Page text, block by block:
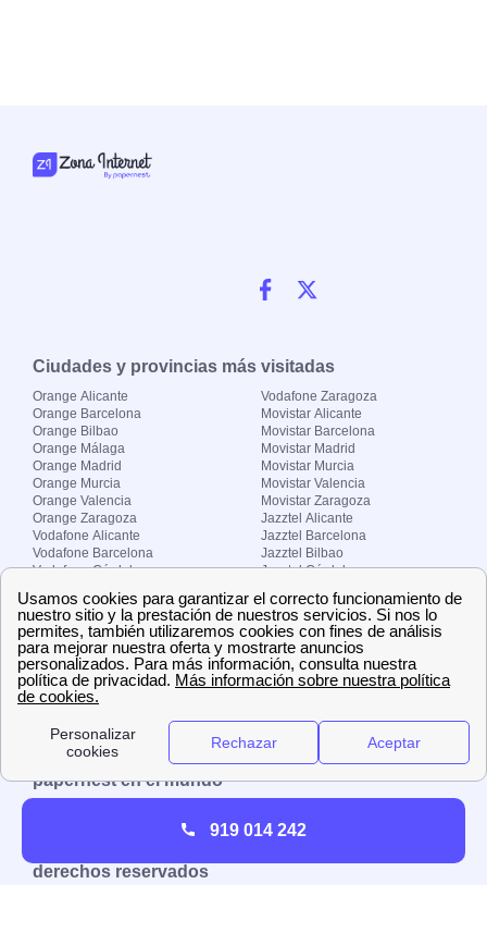
Ciudades y provincias más visitadas
Orange Alicante
Orange Barcelona
Orange Bilbao
Orange Málaga
Orange Madrid
Orange Murcia
Orange Valencia
Orange Zaragoza
Vodafone Alicante
Vodafone Barcelona
Vodafone Córdoba
Vodafone Madrid
Vodafone Murcia
Vodafone Valencia
Vodafone Zaragoza
Movistar Alicante
Movistar Barcelona
Movistar Madrid
Movistar Murcia
Movistar Valencia
Movistar Zaragoza
Jazztel Alicante
Jazztel Barcelona
Jazztel Bilbao
Jazztel Córdoba
Jazztel Málaga
Jazztel Valencia
Jazztel Zaragoza
Sobre Zona-internet.com
¿Quiénes somos?
El grupo papernest
Aviso legal Nuestras ofertas de trabajo
papernest en el mundo
Reino Unido
derechos reservados
919 014 242